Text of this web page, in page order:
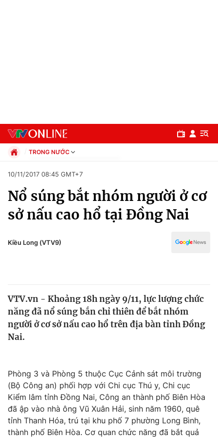
Chuyên mục
Chính trị
Y tế
Thế giới
Thế giới đó đây
Câu chuyện quốc tế
Tài chính
Thị trường
Góc doanh nghiệp
Dữ liệu và đời sống
Truyền hình
TRONG NƯỚC
Xã hội
Pháp luật
Kinh tế
Thể thao
Văn hóa - Giải trí
Giáo dục
10/11/2017 08:45 GMT+7
Nổ súng bắt nhóm người ở cơ
sở nấu cao hổ tại Đồng Nai
Kiều Long (VTV9)
VTV.vn - Khoảng 18h ngày 9/11, lực lượng chức
năng đã nổ súng bắn chỉ thiên để bắt nhóm
người ở cơ sở nấu cao hổ trên địa bàn tỉnh Đồng
Nai.
Phòng 3 và Phòng 5 thuộc Cục Cảnh sát môi trường
(Bộ Công an) phối hợp với Chi cục Thú y, Chi cục
Kiểm lâm tỉnh Đồng Nai, Công an thành phố Biên Hòa
đã ập vào nhà ông Vũ Xuân Hải, sinh năm 1960, quê
tỉnh Thanh Hóa, trú tại khu phố 7 phường Long Bình,
thành phố Biên Hòa. Cơ quan chức năng đã bắt quả